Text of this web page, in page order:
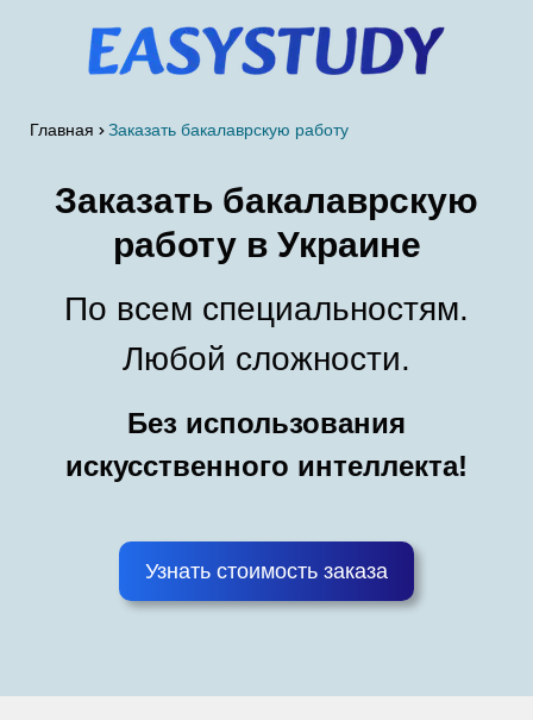
Заказать бакалаврскую
работу в Украине
По всем специальностям.
Любой сложности.
Без использования
искусственного интеллекта!
Узнать стоимость заказа
Главная Заказать бакалаврскую работу